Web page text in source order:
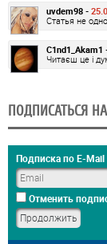
uvdem98 -
Статья не
C1nd1_Akam1
Читаєш це і
ПОДПИСАТЬСЯ
Подписка по E-Mail
Отменить